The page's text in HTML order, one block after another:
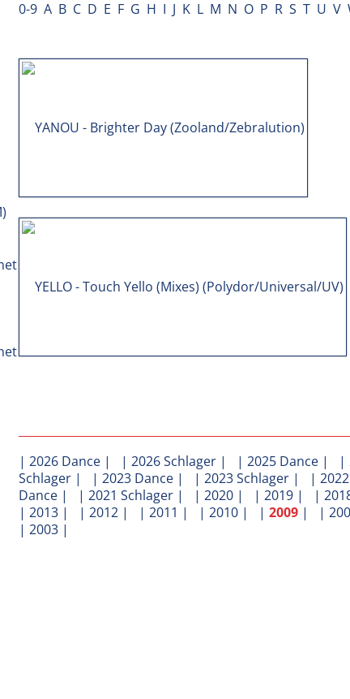
0-9 A B C D E F G H I J K L M N O P R S T U V
| 2026 Dance | | 2026 Schlager | | 2025 Dance | |
Schlager | | 2023 Dance | | 2023 Schlager | |
Dance | | 2021 Schlager | | 2020 | | 2019 | |
| 2013 | | 2012 | | 2011 | | 2010 | | 2009 | |
| 2003 |